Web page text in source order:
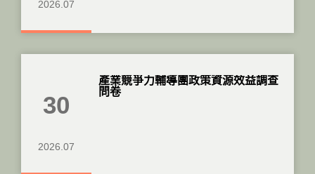
2026.07
30
2026.07
產業競爭力輔導團政策資源效益調查
問卷